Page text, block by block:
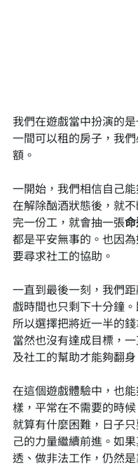
我們在遊戲當中扮演的
一間可以租的房子，我
額。
一開始，我們相信自己
在解除酗酒狀態後，就
完一份工，就會抽一張
都是平安無事的。也因
要尋求社工的協助。
一直到最後一刻，我們
戲時間也只剩下十分鐘
所以選擇把將近一半的
當然也沒有達成目標，
及社工的幫助才能夠翻身
在這個遊戲體驗中，也
樣，平常在不需要的時
就算有什麼困難，日子
己的力量繼續前進。如
透、做非法工作，仍然